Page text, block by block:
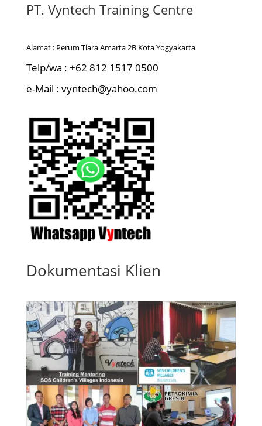
PT. Vyntech Training Centre
Alamat : Perum Tiara Amarta 2B Kota Yogyakarta
Telp/wa : +62 812 1517 0500
e-Mail : vyntech@yahoo.com
Dokumentasi Klien